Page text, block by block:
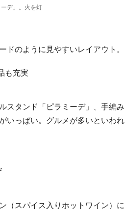
デ」。火を灯
ドのように見やすいレイアウト。
スタンド「ピラミーデ」、手編み
いっぱい。グルメが多いといわれ
（スパイス入りホットワイン）に